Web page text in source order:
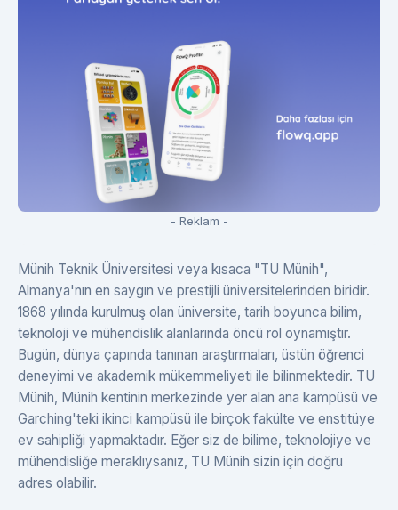
- Reklam -
Münih Teknik Üniversitesi veya kısaca "TU Münih",
Almanya'nın en saygın ve prestijli üniversitelerinden biridir.
1868 yılında kurulmuş olan üniversite, tarih boyunca bilim,
teknoloji ve mühendislik alanlarında öncü rol oynamıştır.
Bugün, dünya çapında tanınan araştırmaları, üstün öğrenci
deneyimi ve akademik mükemmeliyeti ile bilinmektedir. TU
Münih, Münih kentinin merkezinde yer alan ana kampüsü ve
Garching'teki ikinci kampüsü ile birçok fakülte ve enstitüye
ev sahipliği yapmaktadır. Eğer siz de bilime, teknolojiye ve
mühendisliğe meraklıysanız, TU Münih sizin için doğru
adres olabilir.